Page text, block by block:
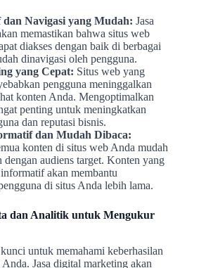
dan Navigasi yang Mudah: Jasa
memastikan bahwa situs web
diakses dengan baik di berbagai
dinavigasi oleh pengguna.
yang Cepat: Situs web yang
pengguna meninggalkan
konten Anda. Mengoptimalkan
penting untuk meningkatkan
dan reputasi bisnis.
dan Mudah Dibaca:
konten di situs web Anda mudah
dengan audiens target. Konten yang
akan membantu
di situs Anda lebih lama.
dan Analitik untuk Mengukur
untuk memahami keberhasilan
Jasa digital marketing akan